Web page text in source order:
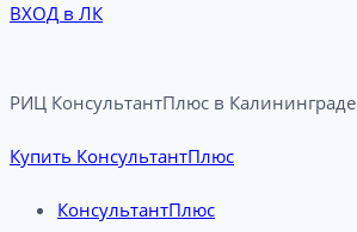
ВХОД в ЛК
РИЦ КонсультантПлюс в Калининграде​
Купить КонсультантПлюс
КонсультантПлюс